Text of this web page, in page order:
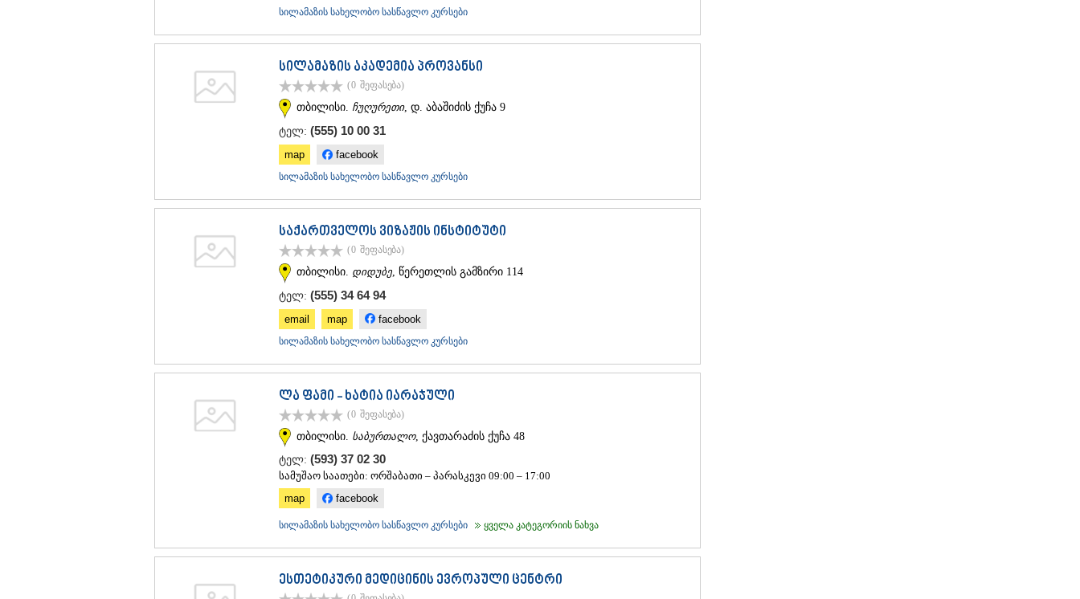
სილამაზის სახელობო სასწავლო კურსები
სილამაზის აკადემია პროვანსი
(0 შეფასება)
თბილისი. ჩუღურეთი, დ. აბაშიძის ქუჩა 9
ტელ: (555) 10 00 31
map facebook
სილამაზის სახელობო სასწავლო კურსები
საქართველოს ვიზაჟის ინსტიტუტი
(0 შეფასება)
თბილისი. დიდუბე , წერეთლის გამზირი 114
ტელ: (555) 34 64 94
email map facebook
სილამაზის სახელობო სასწავლო კურსები
ლა ფამი - ხატია იარაჯული
(0 შეფასება)
თბილისი. საბურთალო, ქავთარაძის ქუჩა 48
ტელ: (593) 37 02 30
სამუშაო საათები: ორშაბათი – პარასკევი 09:00 – 17:00
map
facebook
სილამაზის სახელობო სასწავლო კურსები ყველა კატეგორიის ნახვა
ესთეტიკური მედიცინის ევროპული ცენტრი